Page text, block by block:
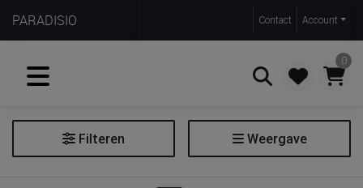
PARADISIO Contact Account
0
Zoeken
Filteren Weergave